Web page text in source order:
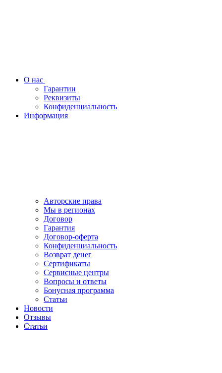
О нас
Гарантии
Реквизиты
Конфиденциальность
Информация
Авторские права
Мы в регионах
Договор
Гарантия
Договор-оферта
Конфиденциальность
Возврат денег
Сертификаты
Сервисные центры
Вопросы и ответы
Бонусная программа
Статьи
Новости
Отзывы
Статьи